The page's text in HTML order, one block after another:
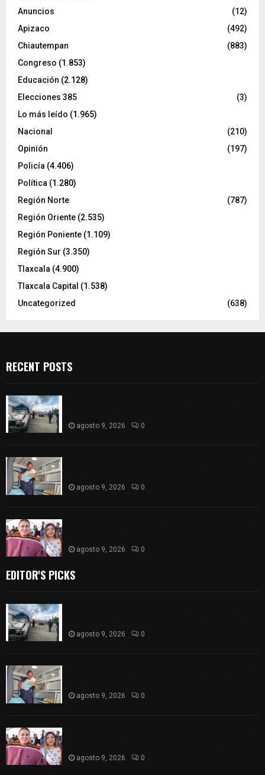
Anuncios
(12)
Apizaco
(492)
Chiautempan
(883)
Congreso (1.853)
Educación (2.128)
Elecciones 385
(3)
Lo más leído (1.965)
Nacional
(210)
Opinión
(197)
Policía (4.406)
Política (1.280)
Región Norte
(787)
Región Oriente (2.535)
Región Poniente (1.109)
Región Sur (3.350)
Tlaxcala (4.900)
Tlaxcala Capital (1.538)
Uncategorized
(638)
RECENT POSTS
agosto 9, 2026 0
agosto 9, 2026 0
agosto 9, 2026 0
EDITOR'S PICKS
agosto 9, 2026 0
agosto 9, 2026 0
agosto 9, 2026 0